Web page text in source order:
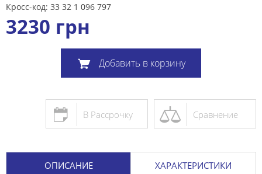
Кросс-код: 33 32 1 096 797
3230 грн
Добавить в корзину
Сравнение
В Рассрочку
ОПИСАНИЕ ХАРАКТЕРИСТИКИ